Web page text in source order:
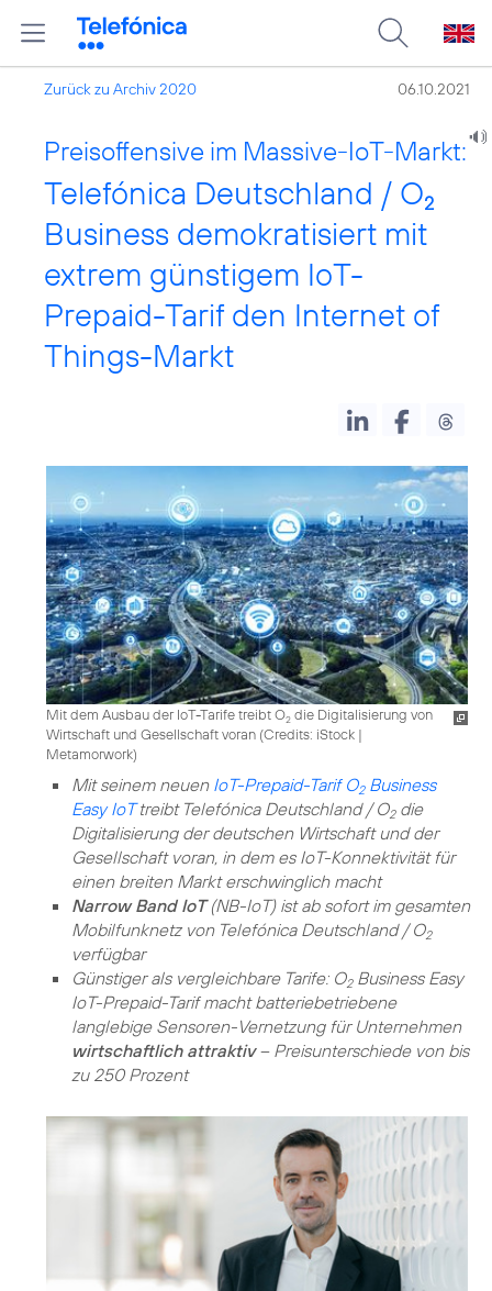
Zurück zu Archiv 2020 06.10.2021
Preisoffensive im Massive-IoT-Markt:
Telefónica Deutschland / O2
Business demokratisiert mit
extrem günstigem IoT-
Prepaid-Tarif den Internet of
Things-Markt
Mit dem Ausbau der IoT-Tarife treibt O2 die Digitalisierung von
Wirtschaft und Gesellschaft voran (Credits: iStock |
Metamorwork)
Mit seinem neuen IoT-Prepaid-Tarif O2Business
Easy IoTtreibt Telefónica Deutschland / O2die
Digitalisierung der deutschen Wirtschaft und der
Gesellschaft voran, in dem es IoT-Konnektivität für
einen breiten Markt erschwinglich macht
Narrow Band IoT(NB-IoT) ist ab sofort im gesamten
Mobilfunknetz von Telefónica Deutschland / O2
verfügbar
Günstiger als vergleichbare Tarife: O2Business Easy
IoT-Prepaid-Tarif macht batteriebetriebene
langlebige Sensoren-Vernetzung für Unternehmen
wirtschaftlich attraktiv– Preisunterschiede von bis
zu 250 Prozent